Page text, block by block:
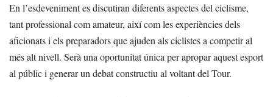
En l’esdeveniment es discutiran diferents aspectes del ciclisme,
tant professional com amateur, així com les experiències dels
aficionats i els preparadors que ajuden als ciclistes a competir al
més alt nivell. Serà una oportunitat única per apropar aquest esport
al públic i generar un debat constructiu al voltant del Tour.